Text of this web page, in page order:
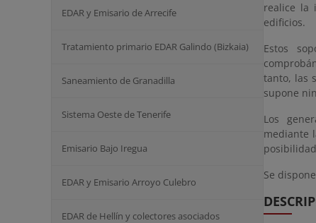
EDAR y Emisario de Arrecife
Tratamiento primario EDAR Galindo (Bizkaia)
Saneamiento de Granadilla
Sistema Oeste de Tenerife
Emisario Bajo Iregua
EDAR y Emisario Arroyo Culebro
EDAR de Hellín y colectores asociados
realice la
edificios.
Estos
tanto, las
supone
Los
mediante
Se